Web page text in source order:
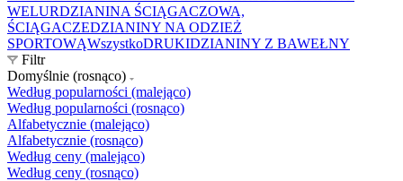
WELURDZIANINA ŚCIĄGACZOWA,
ŚCIĄGACZEDZIANINY NA ODZIEŻ
SPORTOWĄWszystkoDRUKIDZIANINY Z BAWEŁNY
Filtr
Domyślnie (rosnąco)
Według popularności (malejąco)
Według popularności (rosnąco)
Alfabetycznie (malejąco)
Alfabetycznie (rosnąco)
Według ceny (malejąco)
Według ceny (rosnąco)